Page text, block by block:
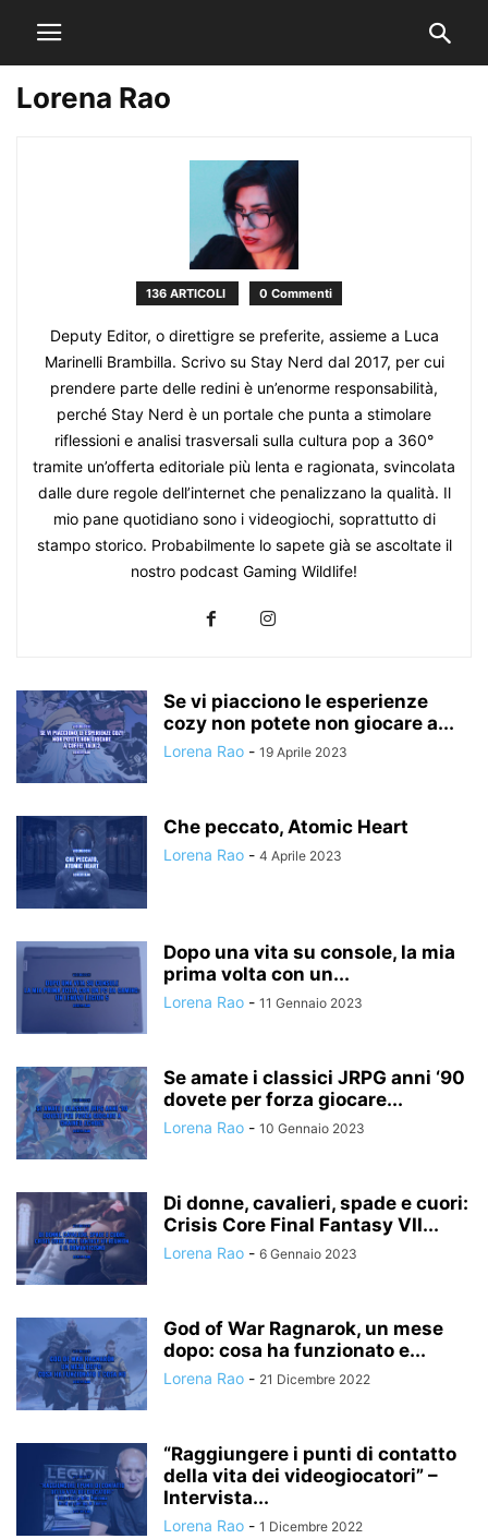
Lorena Rao
136 ARTICOLI 0 Commenti
Deputy Editor, o direttigre se preferite, assieme a Luca
Marinelli Brambilla. Scrivo su Stay Nerd dal 2017, per cui
prendere parte delle redini è un’enorme responsabilità,
perché Stay Nerd è un portale che punta a stimolare
riflessioni e analisi trasversali sulla cultura pop a 360°
tramite un’offerta editoriale più lenta e ragionata, svincolata
dalle dure regole dell’internet che penalizzano la qualità. Il
mio pane quotidiano sono i videogiochi, soprattutto di
stampo storico. Probabilmente lo sapete già se ascoltate il
nostro podcast Gaming Wildlife!
Se vi piacciono le esperienze
cozy non potete non giocare a...
Lorena Rao - 19 Aprile 2023
Che peccato, Atomic Heart
Lorena Rao - 4 Aprile 2023
Dopo una vita su console, la mia
prima volta con un...
Lorena Rao - 11 Gennaio 2023
Se amate i classici JRPG anni ‘90
dovete per forza giocare...
Lorena Rao - 10 Gennaio 2023
Di donne, cavalieri, spade e cuori:
Crisis Core Final Fantasy VII...
Lorena Rao - 6 Gennaio 2023
God of War Ragnarok, un mese
dopo: cosa ha funzionato e...
Lorena Rao - 21 Dicembre 2022
“Raggiungere i punti di contatto
della vita dei videogiocatori” –
Intervista...
Lorena Rao - 1 Dicembre 2022